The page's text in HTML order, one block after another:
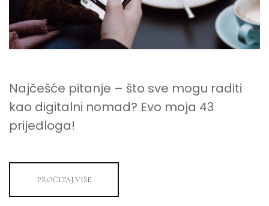
Najčešće pitanje – što sve mogu raditi
kao digitalni nomad? Evo moja 43
prijedloga!
PROČITAJ VIŠE